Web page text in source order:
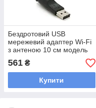
Бездротовий USB
мережевий адаптер Wi-Fi
з антеною 10 см модель
LVCLUW07BT 8723DU
стандарт 80211bgn
швидкість 150MB частота
561 ₴
Купити